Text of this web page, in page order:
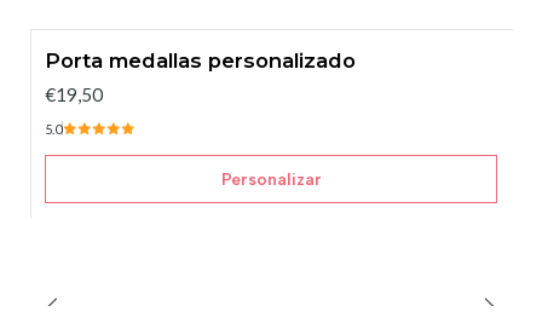
Porta medallas personalizado
€19,50
5.0
Personalizar